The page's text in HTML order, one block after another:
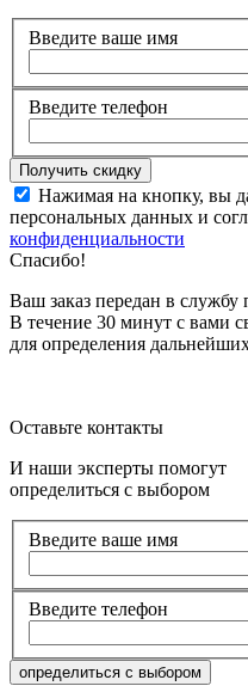
Введите ваше имя
Введите телефон
Нажимая на кнопку, вы
персональных данных и
конфиденциальности
Спасибо!
Ваш заказ передан в службу
В течение 30 минут с вами
для определения
Оставьте контакты
И наши эксперты помогут
определиться с выбором
Введите ваше имя
Введите телефон